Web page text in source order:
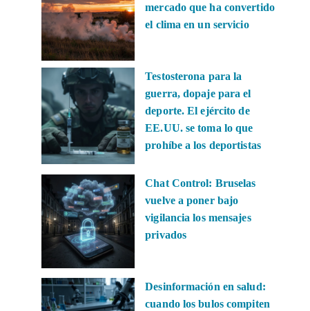
mercado que ha convertido
el clima en un servicio
Testosterona para la
guerra, dopaje para el
deporte. El ejército de
EE.UU. se toma lo que
prohíbe a los deportistas
Chat Control: Bruselas
vuelve a poner bajo
vigilancia los mensajes
privados
Desinformación en salud:
cuando los bulos compiten